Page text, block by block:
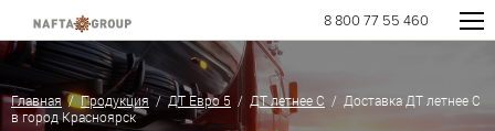
8 800 77 55 460
Главная/Продукция/ДТ Евро 5 / ДТ летнее C / Доставка ДТ летнее C
в город Красноярск